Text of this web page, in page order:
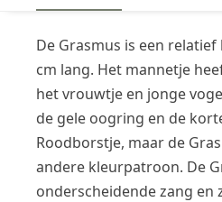
De Grasmus is een
cm lang. Het mannetje
het vrouwtje en jonge
de gele oogring en de
Roodborstje, maar de
andere kleurpatroon. De
onderscheidende zang en